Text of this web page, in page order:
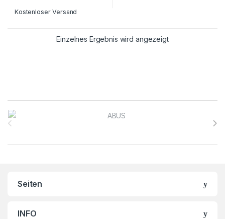
Kostenloser Versand
Einzelnes Ergebnis wird angezeigt
Brands Carousel
Seiten
INFO